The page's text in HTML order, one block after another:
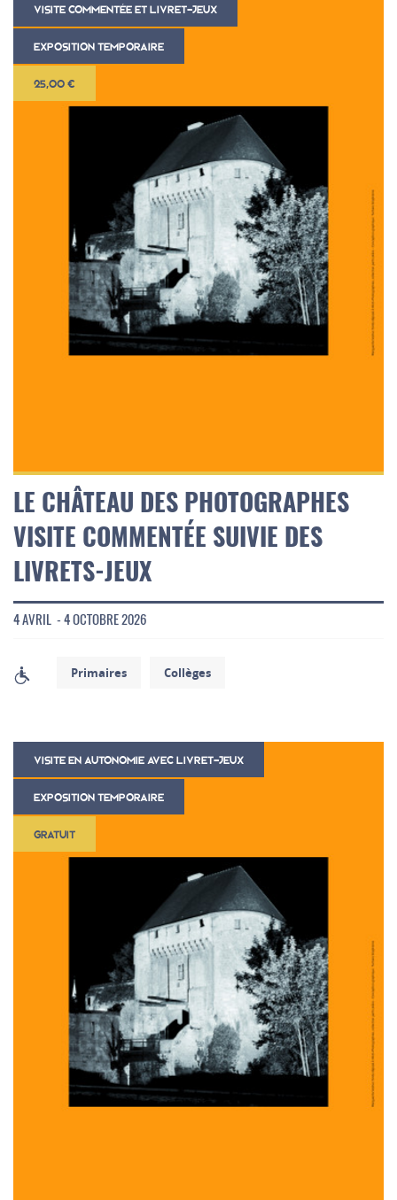
VISITE COMMENTÉE ET LIVRET-JEUX
EXPOSITION TEMPORAIRE
25,00 €
LE CHÂTEAU DES PHOTOGRAPHES
VISITE COMMENTÉE SUIVIE DES
LIVRETS-JEUX
4 AVRIL - 4 OCTOBRE 2026
Primaires Collèges
VISITE EN AUTONOMIE AVEC LIVRET-JEUX
EXPOSITION TEMPORAIRE
GRATUIT